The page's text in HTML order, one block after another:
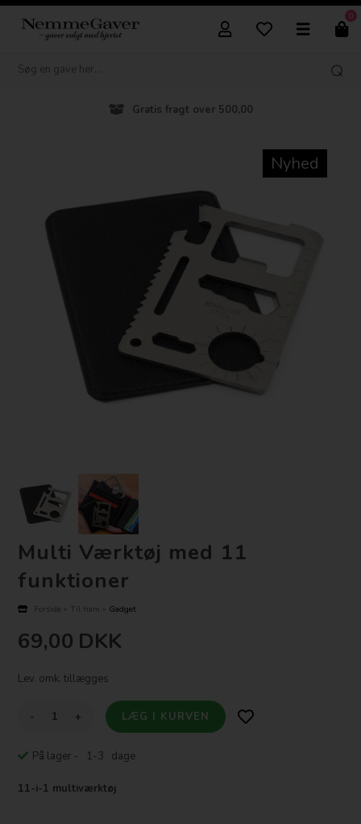
0
Gratis fragt over 500,00
Nyhed
Multi Værktøj med 11
funktioner
Forside » Til ham » Gadget
69,00 DKK
Lev. omk. tillægges
- +
På lager - 1-3 dage
11-i-1 multiværktøj